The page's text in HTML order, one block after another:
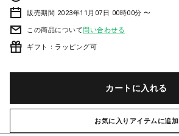
販売期間 2023年11月07日 00時00分 〜
この商品について問い合わせる
ギフト：ラッピング可
カートに入れる
お気に入りアイテムに追加